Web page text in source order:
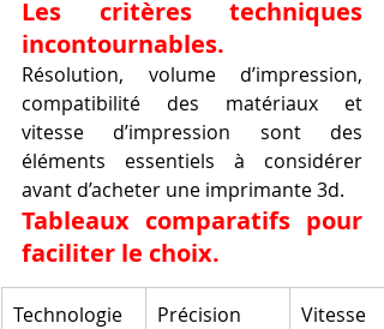
Les critères techniques
incontournables.
Résolution, volume d’impression,
compatibilité des matériaux et
vitesse d’impression sont des
éléments essentiels à considérer
avant d’acheter une imprimante 3d.
Tableaux comparatifs pour
faciliter le choix.
Technologie Précision Vitesse